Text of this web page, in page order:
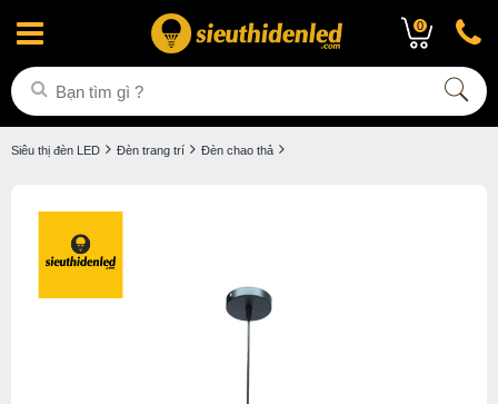
0
Siêu thị đèn LED Đèn trang trí Đèn chao thả